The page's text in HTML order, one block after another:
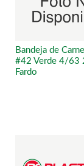
Bandeja de
#42 Verde 4/63
Fardo